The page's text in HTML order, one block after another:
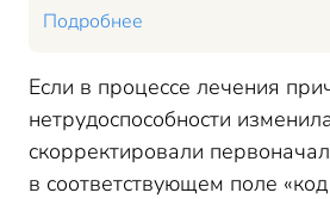
Подробнее
Если в процессе лечения
нетрудоспособности
скорректировали
в соответствующем поле